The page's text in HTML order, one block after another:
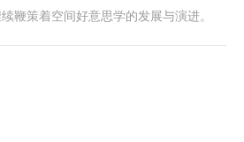
鞭策着空间好意思学的发展与演进。